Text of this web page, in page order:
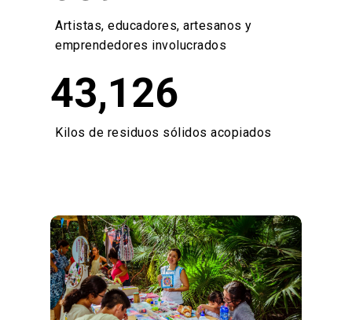
Artistas, educadores, artesanos y
emprendedores involucrados
43,126
Kilos de residuos sólidos acopiados